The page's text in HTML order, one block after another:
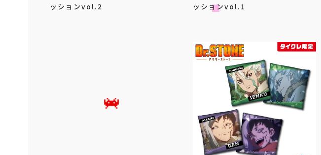
ッションvol.2
ッションvol.1